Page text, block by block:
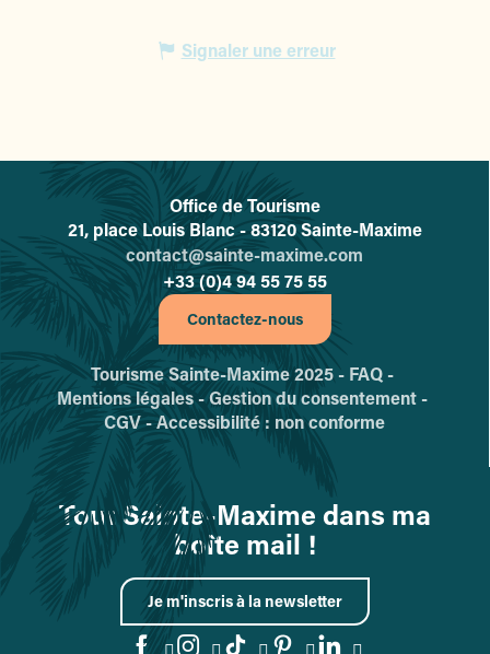
Signaler une erreur
L'office de tourisme de Sainte-
Office de Tourisme
21, place Louis Blanc - 83120 Sainte-Maxime
contact@sainte-maxime.com
+33 (0)4 94 55 75 55
Contactez-nous
Tourisme Sainte-Maxime 2025 - FAQ -
Mentions légales -Gestion du consentement -
CGV -Accessibilité : non conforme
Tout Sainte-Maxime dans ma
boîte mail !
Je m'inscris à la newsletter